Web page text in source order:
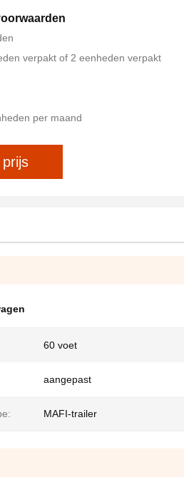
verpakt of 2 eenheden verpakt
per maand
60 voet
aangepast
MAFI-trailer